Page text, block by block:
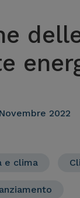
2022
e clima